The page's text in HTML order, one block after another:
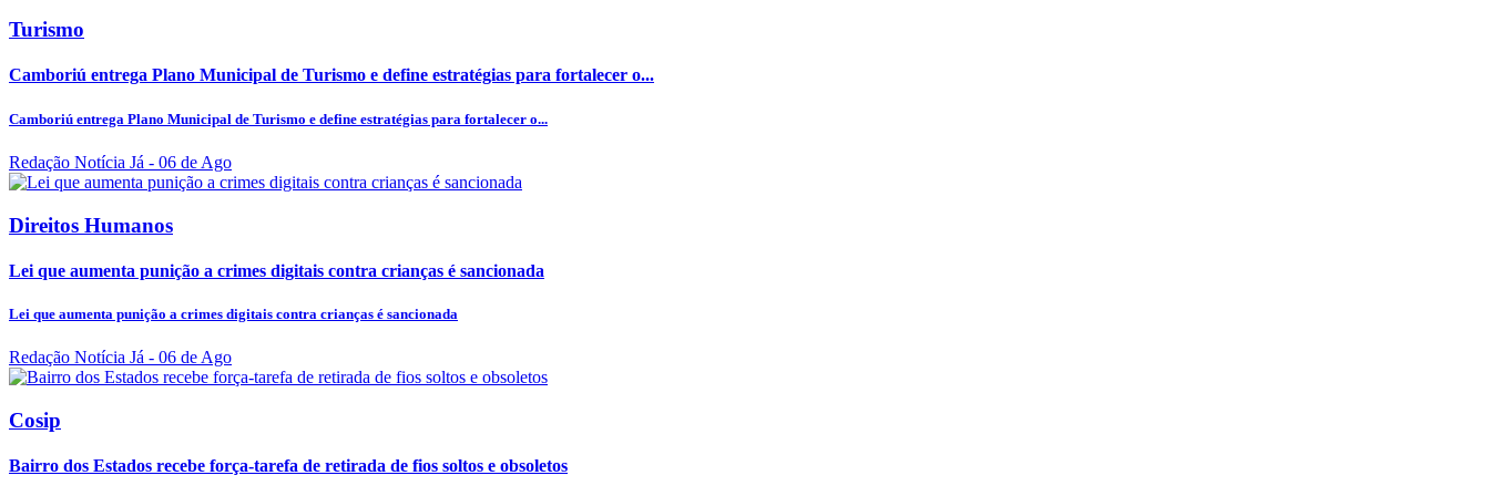
Turismo
Camboriú entrega Plano Municipal de Turismo e define estratégias para fortalecer o...
Camboriú entrega Plano Municipal de Turismo e define estratégias para fortalecer o...
Redação Notícia Já - 06 de Ago
Direitos Humanos
Lei que aumenta punição a crimes digitais contra crianças é sancionada
Lei que aumenta punição a crimes digitais contra crianças é sancionada
Redação Notícia Já - 06 de Ago
Cosip
Bairro dos Estados recebe força-tarefa de retirada de fios soltos e obsoletos